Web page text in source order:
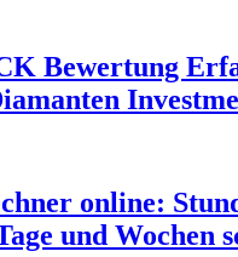
Bewertung
online:
und Wochen